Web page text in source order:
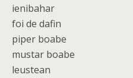
ienibahar
foi de dafin
piper boabe
mustar boabe
leustean